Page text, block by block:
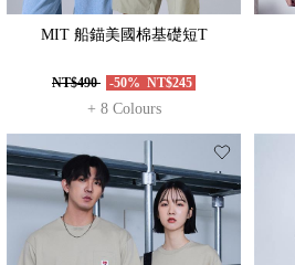
MIT 船錨美國棉基礎短T
NT$490 -50% NT$245
+ 8 Colours